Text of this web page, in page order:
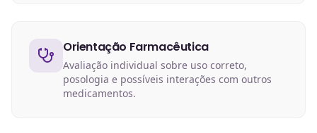
Orientação Farmacêutica
Avaliação individual sobre uso correto,
posologia e possíveis interações com outros
medicamentos.